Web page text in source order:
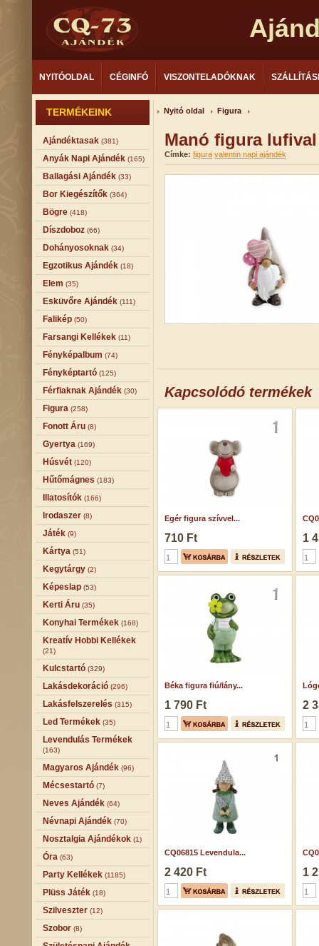
NYITÓOLDAL CÉGINFÓ VISZONTELADÓKNAK
TERMÉKEINK
Ajándéktasak (381)
Anyák Napi Ajándék (165)
Ballagási Ajándék (33)
Bor Kiegészítők (364)
Bögre (418)
Díszdoboz (66)
Dohányosoknak (34)
Egzotikus Ajándék (18)
Elem (35)
Esküvőre Ajándék (111)
Falikép (50)
Farsangi Kellékek (11)
Fényképalbum (74)
Fényképtartó (125)
Férfiaknak Ajándék (30)
Figura (258)
Fonott Áru (8)
Gyertya (169)
Húsvét (120)
Hűtőmágnes (183)
Illatosítók (166)
Irodaszer (8)
Játék (9)
Kártya (51)
Kegytárgy (2)
Képeslap (53)
Kerti Áru (35)
Konyhai Termékek (168)
Kreatív Hobbi Kellékek
(21)
Kulcstartó (329)
Lakásdekoráció (296)
Lakásfelszerelés (315)
Led Termékek (35)
Levendulás Termékek
(163)
Magyaros Ajándék (96)
Mécsestartó (7)
Neves Ajándék (64)
Névnapi Ajándék (70)
Nosztalgia Ajándékok (1)
Óra (63)
Party Kellékek (1185)
Plüss Játék (18)
Szilveszter (12)
Szobor (8)
Nyitó oldal Figura
Manó figura lufival
Címke: figura valentin napi ajándék
Kapcsolódó termékek
Egér figura szívvel...
710 Ft 1
Béka figura fiú/lány...
1 790 Ft 2
CQ06815 Levendula...
2 420 Ft 1